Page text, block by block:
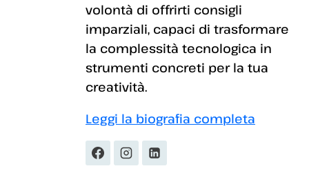
volontà di offrirti consigli
imparziali, capaci di trasformare
la complessità tecnologica in
strumenti concreti per la tua
creatività.
Leggi la biografia completa